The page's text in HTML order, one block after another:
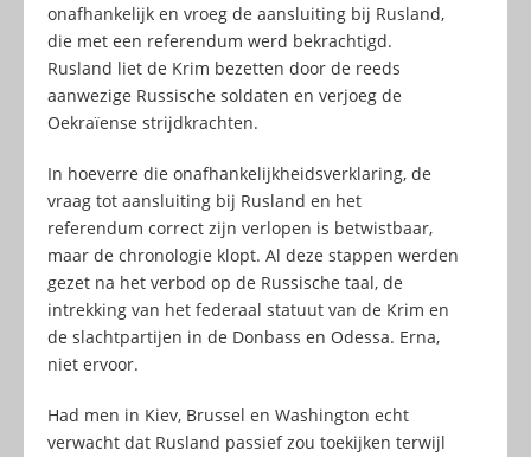
onafhankelijk en vroeg de aansluiting bij Rusland,
die met een referendum werd bekrachtigd.
Rusland liet de Krim bezetten door de reeds
aanwezige Russische soldaten en verjoeg de
Oekraïense strijdkrachten.
In hoeverre die onafhankelijkheidsverklaring, de
vraag tot aansluiting bij Rusland en het
referendum correct zijn verlopen is betwistbaar,
maar de chronologie klopt. Al deze stappen werden
gezet na het verbod op de Russische taal, de
intrekking van het federaal statuut van de Krim en
de slachtpartijen in de Donbass en Odessa. Erna,
niet ervoor.
Had men in Kiev, Brussel en Washington echt
verwacht dat Rusland passief zou toekijken terwijl